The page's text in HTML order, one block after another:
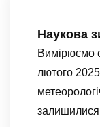
Наукова
Вимірюємо
лютого 2025